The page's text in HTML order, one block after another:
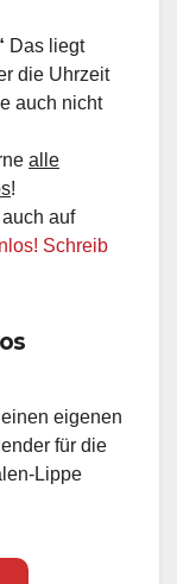
Das liegt
die Uhrzeit
auch nicht
alle
!
auf
Schreib
eigenen
für die
Lippe